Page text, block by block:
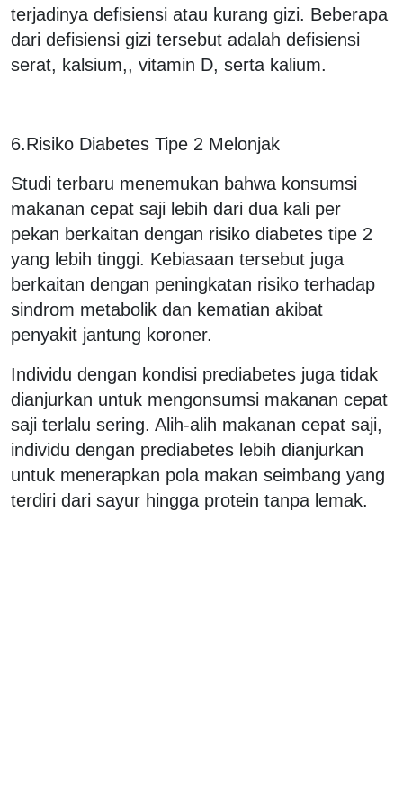
terjadinya defisiensi atau kurang gizi. Beberapa
dari defisiensi gizi tersebut adalah defisiensi
serat, kalsium,, vitamin D, serta kalium.
6.Risiko Diabetes Tipe 2 Melonjak
Studi terbaru menemukan bahwa konsumsi
makanan cepat saji lebih dari dua kali per
pekan berkaitan dengan risiko diabetes tipe 2
yang lebih tinggi. Kebiasaan tersebut juga
berkaitan dengan peningkatan risiko terhadap
sindrom metabolik dan kematian akibat
penyakit jantung koroner.
Individu dengan kondisi prediabetes juga tidak
dianjurkan untuk mengonsumsi makanan cepat
saji terlalu sering. Alih-alih makanan cepat saji,
individu dengan prediabetes lebih dianjurkan
untuk menerapkan pola makan seimbang yang
terdiri dari sayur hingga protein tanpa lemak.